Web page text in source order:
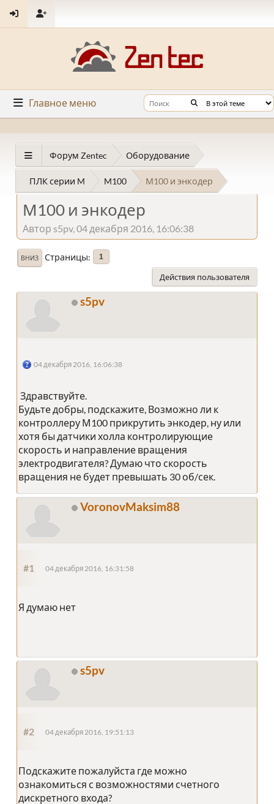
Главное меню
Форум Zentec Оборудование
ПЛК серии M M100 М100 и энкодер
М100 и энкодер
Автор s5pv, 04 декабря 2016, 16:06:38
ВНИЗ Страницы 1
Действия пользователя
s5pv
04 декабря 2016, 16:06:38
Здравствуйте.
Будьте добры, подскажите, Возможно ли к
контроллеру М100 прикрутить энкодер, ну или
хотя бы датчики холла контролирующие
скорость и направление вращения
электродвигателя? Думаю что скорость
вращения не будет превышать 30 об/сек.
VoronovMaksim88
#1 04 декабря 2016, 16:31:58
Я думаю нет
s5pv
#2 04 декабря 2016, 19:51:13
Подскажите пожалуйста где можно
ознакомиться с возможностями счетного
дискретного входа?